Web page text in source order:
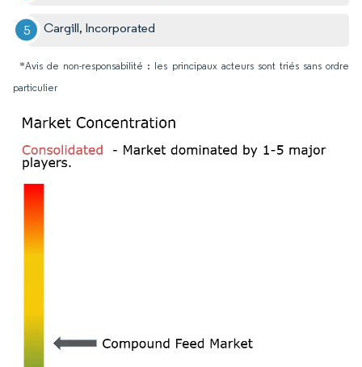
Cargill, Incorporated
*Avis de non-responsabilité : les principaux acteurs sont triés sans ordre
particulier